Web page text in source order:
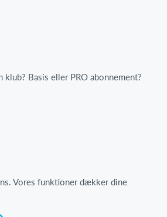
klub? Basis eller PRO abonnement?
Vores funktioner dækker dine